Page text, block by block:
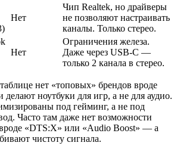
Нет
Чип Realtek, но драйверы
не позволяют настраивать
каналы. Только стерео.
Нет
Ограничения железа.
Даже через USB-C —
только 2 канала в стерео.
нет «топовых» брендов вроде
ноутбуки для игр, а не для аудио.
под гейминг, а не под
Часто там даже нет возможности
«DTS:X» или «Audio Boost» — а
чистоту сигнала.